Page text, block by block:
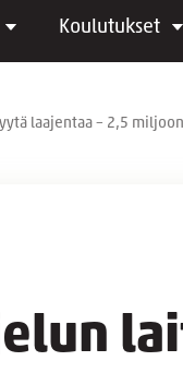
Koulutukset
laajentaa – 2,5